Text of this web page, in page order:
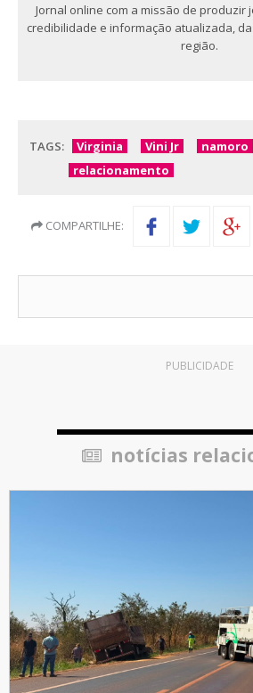
Jornal online com a missão de produzir
credibilidade e informação atualizada,
região.
TAGS: Virginia Vini Jr
namoro
relacionamento
COMPARTILHE:
PUBLICIDADE
notícias